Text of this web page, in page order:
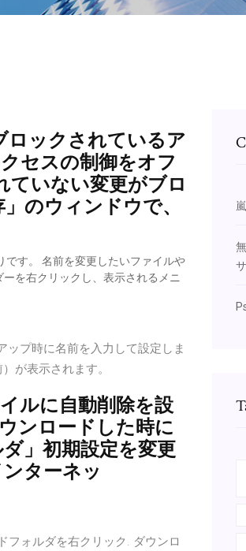
ロックされているア
セスの制御をオフ
ていない変更がブロ
のウィンドウで、
す。 名前を変更したいファイルや
を右クリックし、表示されるメニ
ップ時に名前を入力して設定しま
が表示されます。
ルに自動削除を設
ンロードした時に
」初期設定を変更
ターネッ
フォルダを右クリック. ダウンロ